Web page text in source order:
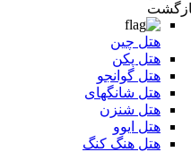
هتل چین
هتل پکن
هتل گوانجو
هتل شانگهای
هتل شنزن
هتل ایوو
هتل هنگ کنگ